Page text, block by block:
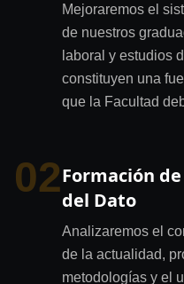
Mejoraremos el
de nuestros
laboral y estudios
constituyen una
que la Facultad
02Formación
del Dato
Analizaremos el
de la actualidad,
metodologías y el